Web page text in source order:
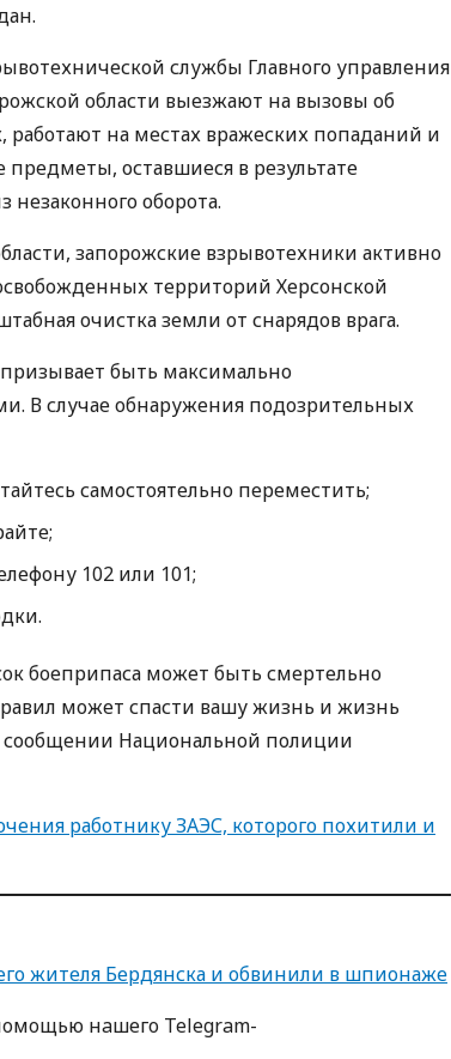
службы Главного управления
области выезжают на вызовы об
на местах вражеских попаданий и
оставшиеся в результате
незаконного оборота.
запорожские взрывотехники активно
территорий Херсонской
очистка земли от снарядов врага.
быть максимально
В случае обнаружения подозрительных
самостоятельно переместить;
102 или 101;
боеприпаса может быть смертельно
может спасти вашу жизнь и жизнь
сообщении Национальной полиции
работнику ЗАЭС, которого похитили и
жителя Бердянска и обвинили в шпионаже
нaшегo Telegram-